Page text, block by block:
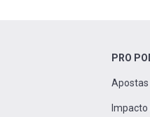
PRO
Apostas